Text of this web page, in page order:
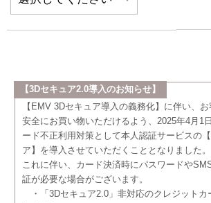
【3Dセキュア2.0導入のお知らせ】
【EMV 3Dセキュア導入の義務化】に伴い、お
安全にお買い物いただけるよう、2025年4月1
ード不正利用対策として本人認証サービスの
ア】を導入させていただくこととなりました。
これに伴い、カード決済時にパスワードや
証が必要な場合がございます。
・「3Dセキュア2.0」非対応のクレジットカ